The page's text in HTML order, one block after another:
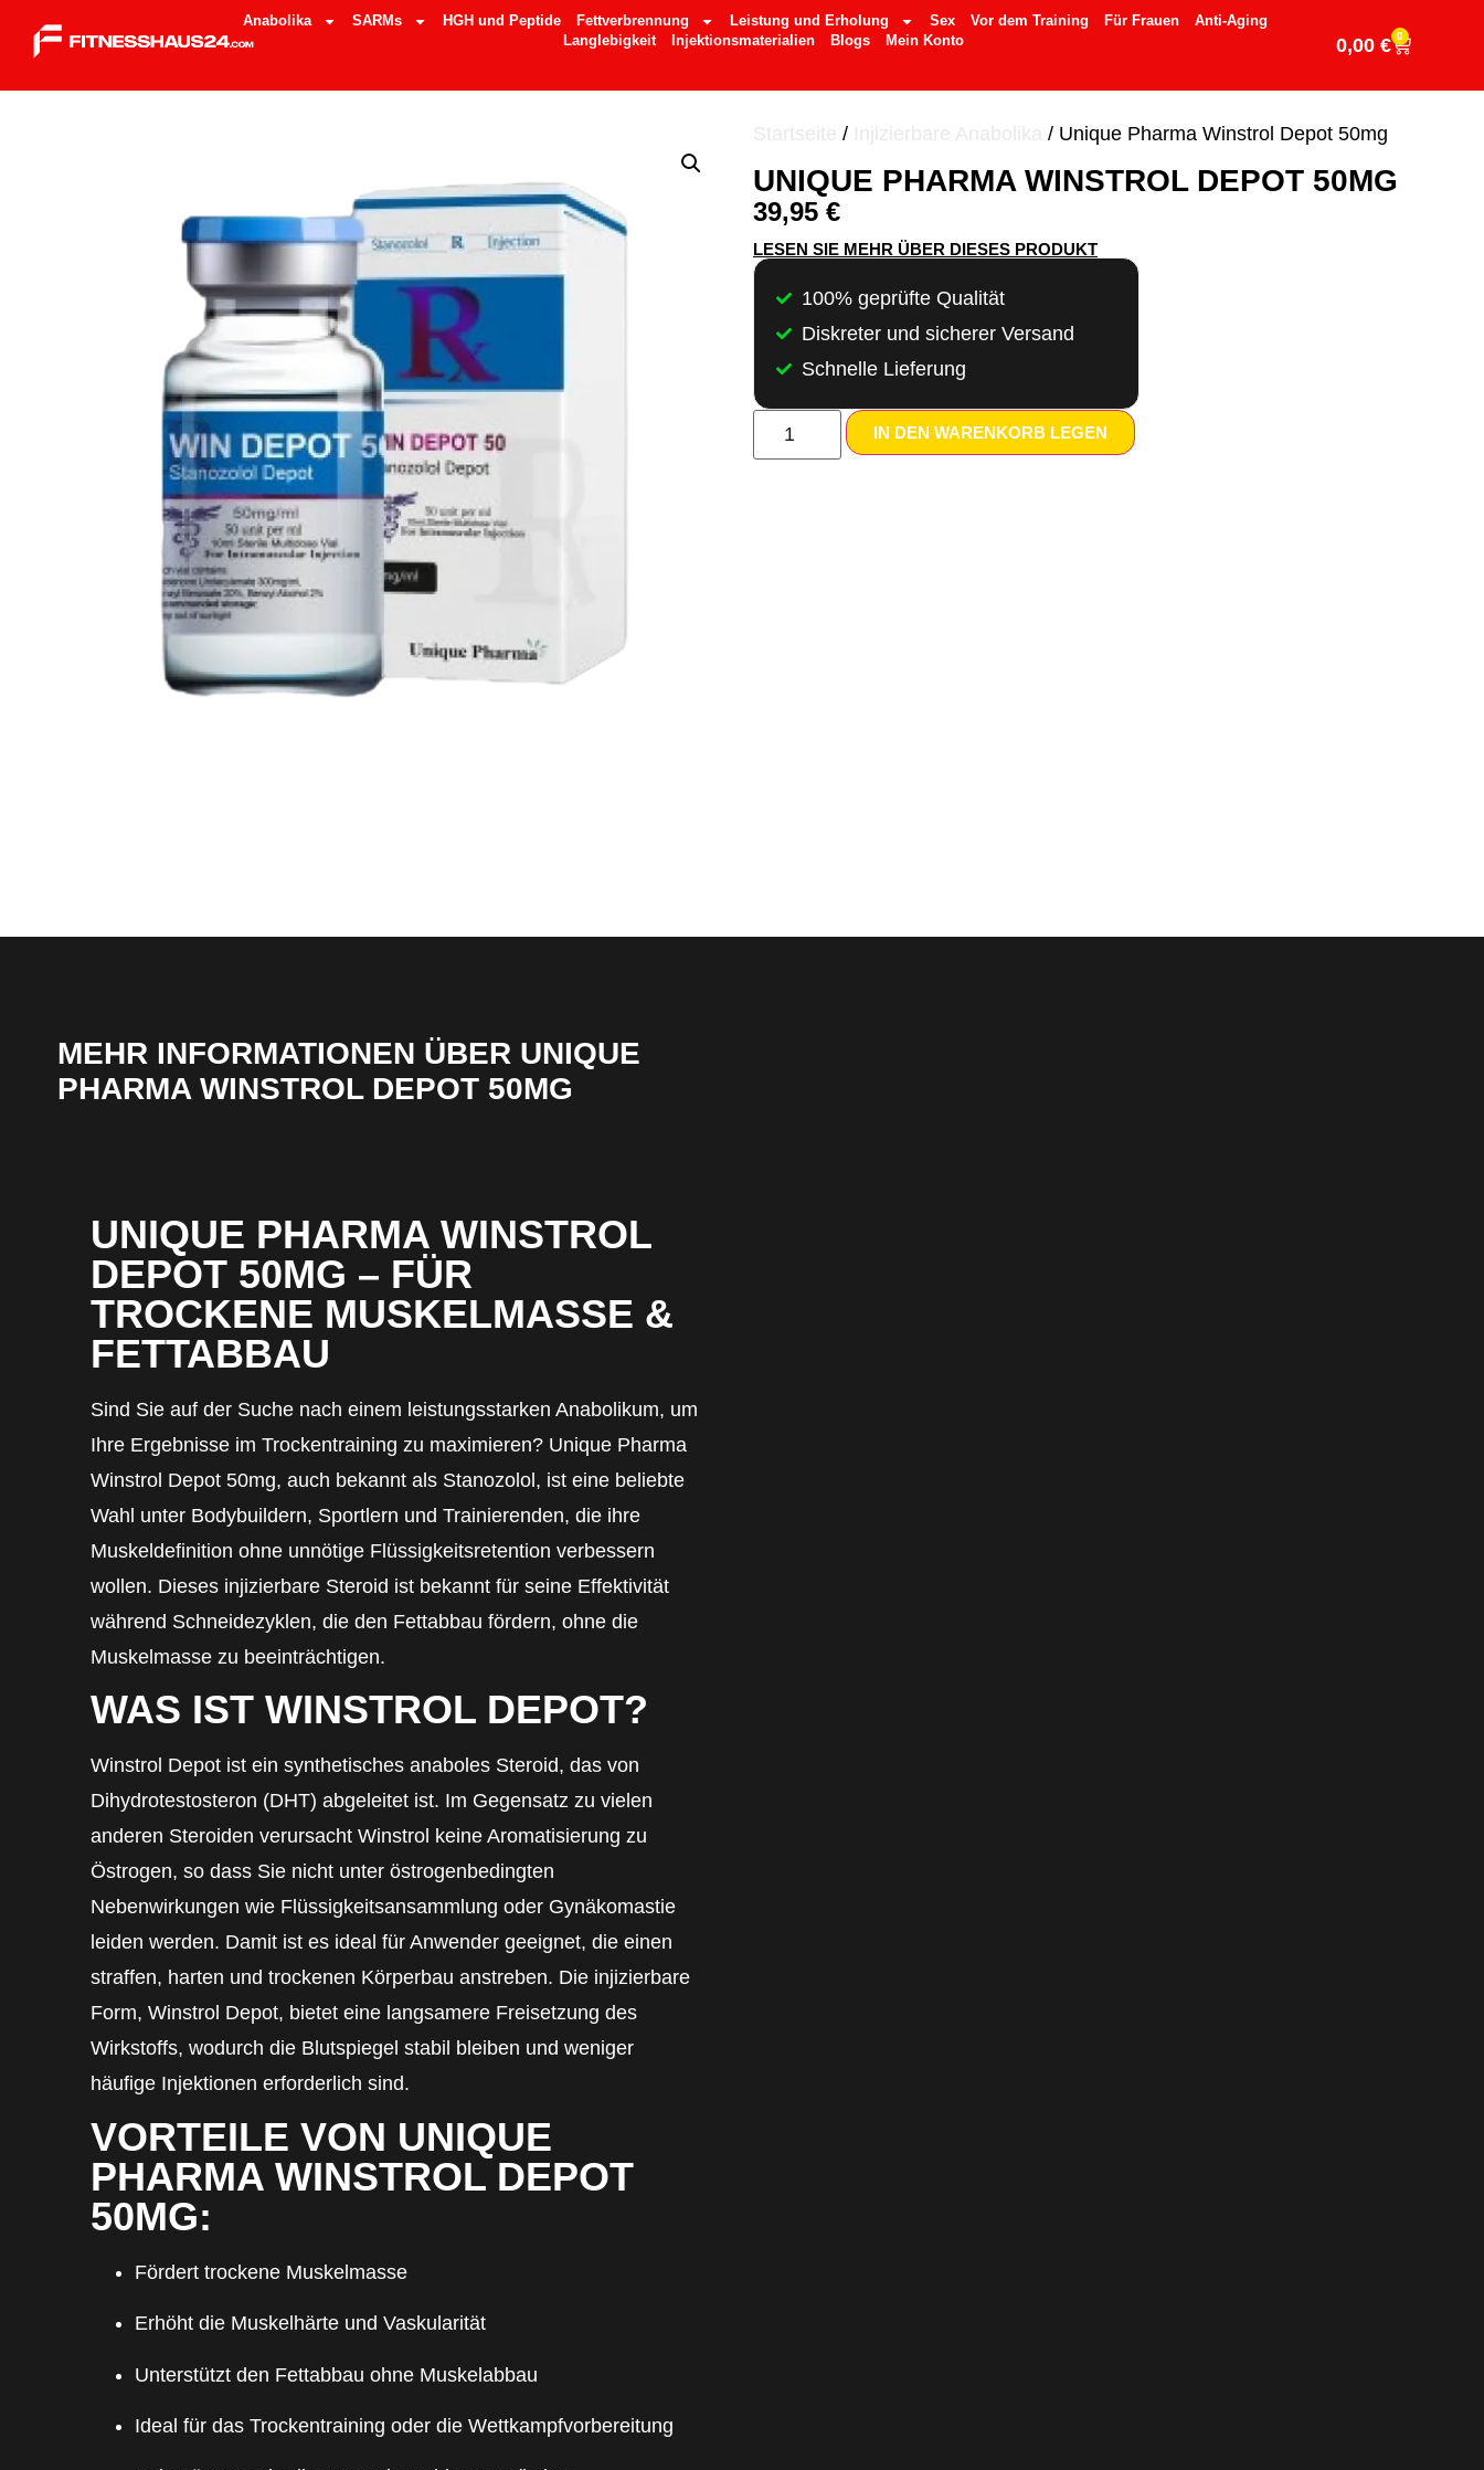
Anabolika SARMs HGH und Peptide Fettverbrennung Leistung und Erholung Sex Vor dem Training Für Frauen
Anti-Aging
Langlebigkeit
Injektionsmaterialien Blogs Mein Konto 0,00 € 0
/ / Unique Pharma Winstrol Depot 50mg
UNIQUE PHARMA WINSTROL DEPOT 50MG
39,95 €
LESEN SIE MEHR ÜBER DIESES PRODUKT
100% geprüfte Qualität
Diskreter und sicherer Versand
Schnelle Lieferung
IN DEN WARENKORB LEGEN
MEHR INFORMATIONEN ÜBER UNIQUE
PHARMA WINSTROL DEPOT 50MG
UNIQUE PHARMA WINSTROL
DEPOT 50MG – FÜR
TROCKENE MUSKELMASSE &
FETTABBAU
Sind Sie auf der Suche nach einem leistungsstarken Anabolikum, um
Ihre Ergebnisse im Trockentraining zu maximieren? Unique Pharma
Winstrol Depot 50mg, auch bekannt als Stanozolol, ist eine beliebte
Wahl unter Bodybuildern, Sportlern und Trainierenden, die ihre
Muskeldefinition ohne unnötige Flüssigkeitsretention verbessern
wollen. Dieses injizierbare Steroid ist bekannt für seine Effektivität
während Schneidezyklen, die den Fettabbau fördern, ohne die
Muskelmasse zu beeinträchtigen.
WAS IST WINSTROL DEPOT?
Winstrol Depot ist ein synthetisches anaboles Steroid, das von
Dihydrotestosteron (DHT) abgeleitet ist. Im Gegensatz zu vielen
anderen Steroiden verursacht Winstrol keine Aromatisierung zu
Östrogen, so dass Sie nicht unter östrogenbedingten
Nebenwirkungen wie Flüssigkeitsansammlung oder Gynäkomastie
leiden werden. Damit ist es ideal für Anwender geeignet, die einen
straffen, harten und trockenen Körperbau anstreben. Die injizierbare
Form, Winstrol Depot, bietet eine langsamere Freisetzung des
Wirkstoffs, wodurch die Blutspiegel stabil bleiben und weniger
häufige Injektionen erforderlich sind.
VORTEILE VON UNIQUE
PHARMA WINSTROL DEPOT
50MG:
Fördert trockene Muskelmasse
Erhöht die Muskelhärte und Vaskularität
Unterstützt den Fettabbau ohne Muskelabbau
Ideal für das Trockentraining oder die Wettkampfvorbereitung